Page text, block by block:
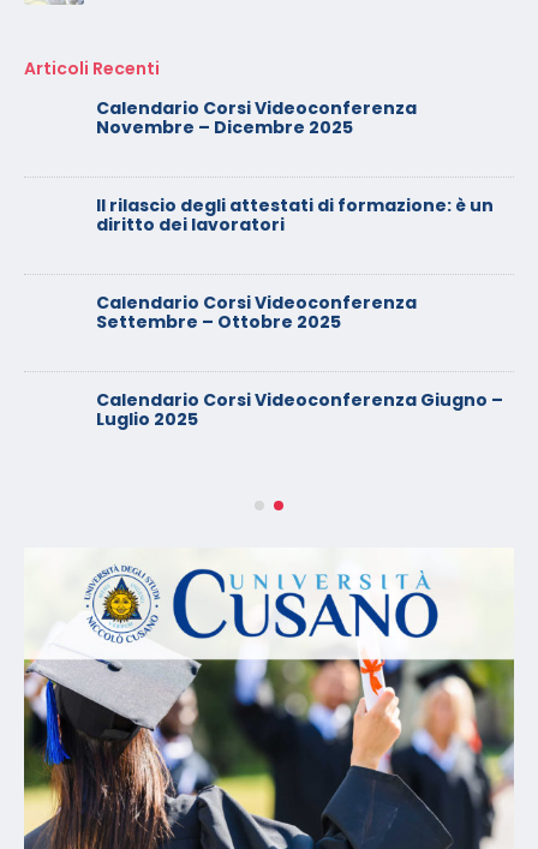
Articoli Recenti
Calendario Corsi Videoconferenza
Novembre – Dicembre 2025
Il rilascio degli attestati di formazione: è un
diritto dei lavoratori
Calendario Corsi Videoconferenza
Settembre – Ottobre 2025
Calendario Corsi Videoconferenza Giugno –
Luglio 2025